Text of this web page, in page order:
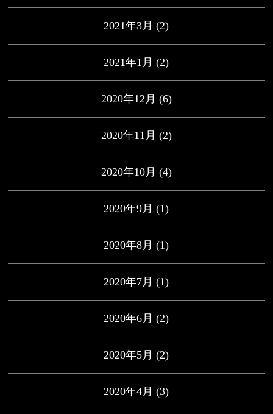
2021年3月 (2)
2021年1月 (2)
2020年12月 (6)
2020年11月 (2)
2020年10月 (4)
2020年9月 (1)
2020年8月 (1)
2020年7月 (1)
2020年6月 (2)
2020年5月 (2)
2020年4月 (3)